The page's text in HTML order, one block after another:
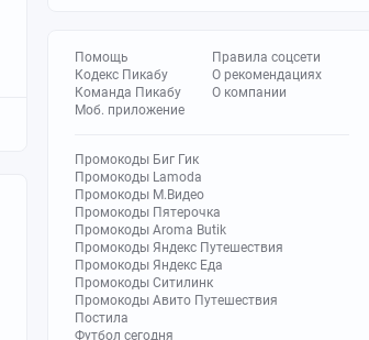
Помощь
Кодекс Пикабу
Команда Пикабу
Моб. приложение
Правила соцсети
О рекомендациях
О компании
Промокоды Биг Гик
Промокоды Lamoda
Промокоды М.Видео
Промокоды Пятерочка
Промокоды Aroma Butik
Промокоды Яндекс Путешествия
Промокоды Яндекс Еда
Промокоды Ситилинк
Промокоды Авито Путешествия
Постила
Футбол сегодня